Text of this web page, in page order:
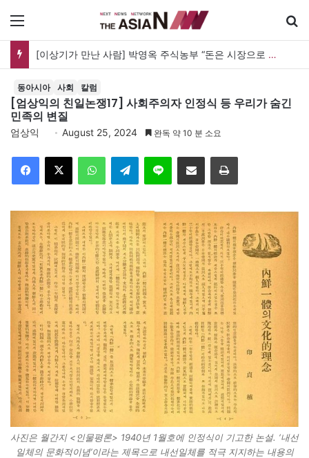
[이상기가 만난 사람] 박영옥 주식농부 “돈은 시장으로 갔지만, 투자는 사라지고 거래만 남았다”
동아시아 사회 칼럼
[엄상익의 친일논쟁17] 사회주의자 인정식 등 우리가 숨긴
민족의 변질
엄상익 August 25, 2024 완독 약 10 분 소요
Telegram 이메일
사진은 월간지 <인물평론> 1940년 1월호에 인정식이 기고한 논설. ‘내선
일체의 문화적이념’이라는 제목으로 내선일체를 적극 지지하는 내용의